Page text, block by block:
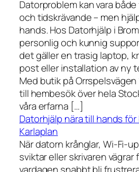
Datorproblem kan vara
och tidskrävande – men
hands. Hos Datorhjälp i
personlig och kunnig
det gäller en trasig laptop,
post eller installation av ny
Med butik på
till hembesök över hela
våra erfarna […]
Datorhjälp nära till hands
Karlaplan
När datorn krånglar, Wi-Fi-
sviktar eller skrivaren vägrar